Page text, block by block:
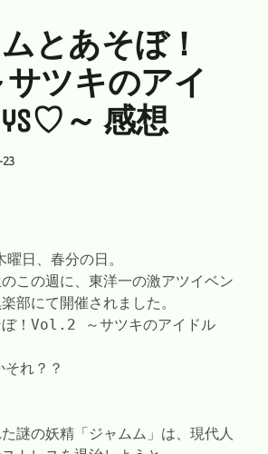
とあそぼ！
サツキのアイ
～ 感想
23
日、春分の日。
この週に、東洋一の激アツイベン
部にて開催されました。
ぼ！Vol.2 ～サツキのアイドル
れ？？
謎の妖精「ジャムム」は、現代人